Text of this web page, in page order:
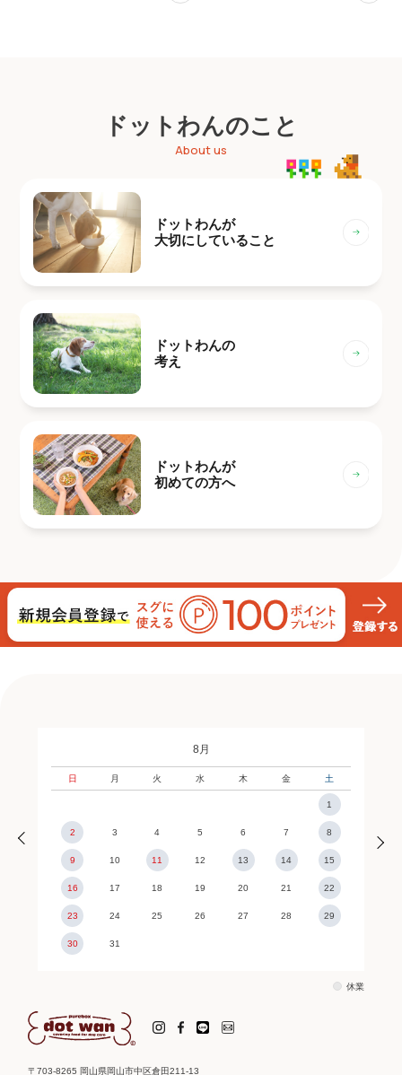
ドットわんのこと
About us
ドットわんが
大切にしていること
ドットわんの
考え
ドットわんが
初めての方へ
8月
日 月 火 水 木 金 土
1
2 3 4 5 6 7 8
9 10 11 12 13 14 15
16 17 18 19 20 21 22
23 24 25 26 27 28 29
30 31
休業
〒703-8265 岡山県岡山市中区倉田211-13